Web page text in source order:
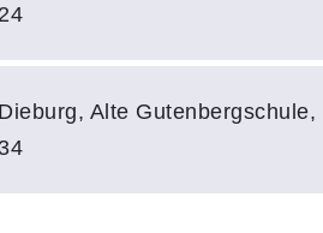
24
Dieburg, Alte
34